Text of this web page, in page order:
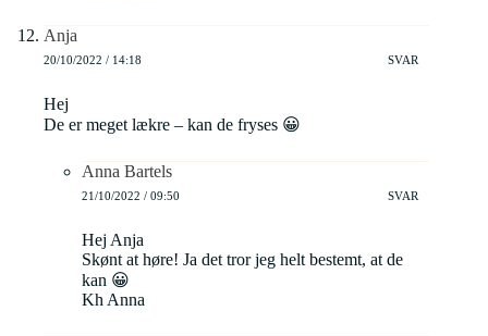
Anja
20/10/2022 / 14:18 SVAR
Hej
De er meget lækre – kan de fryses 😀
Anna Bartels
21/10/2022 / 09:50 SVAR
Hej Anja
Skønt at høre! Ja det tror jeg helt bestemt, at de
kan 😀
Kh Anna